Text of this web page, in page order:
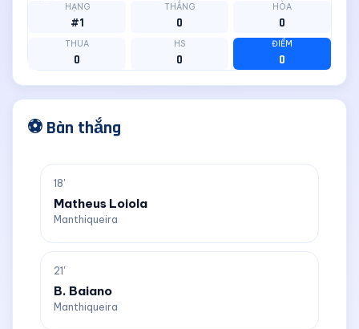
HẠNG
#1
THẮNG
0
HÒA
0
THUA
0
HS
0
ĐIỂM
0
⚽ Bàn thắng
18'
Matheus Loiola
Manthiqueira
21'
B. Baiano
Manthiqueira